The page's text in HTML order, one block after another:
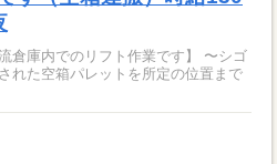
内でのリフト作業です】 〜シゴ
れた空箱パレットを所定の位置まで